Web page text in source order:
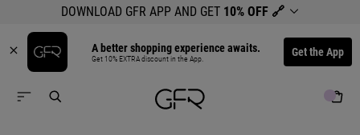
DOWNLOAD GFR APP AND GET 10% OFF 🔗
A better shopping experience awaits.
Get 10% EXTRA discount in the App. Get the App